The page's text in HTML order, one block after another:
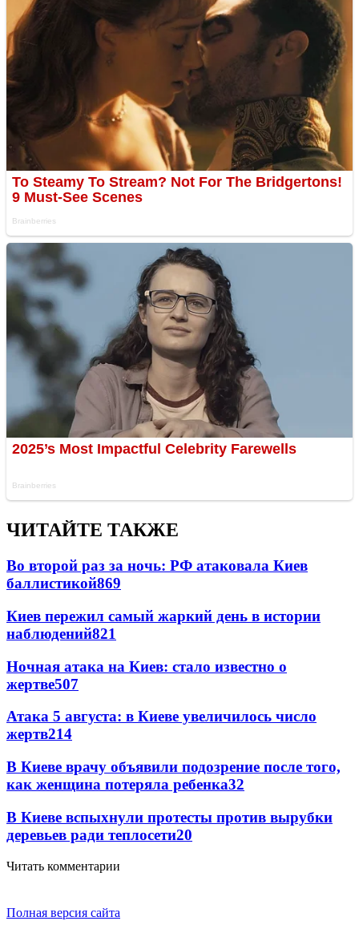
ЧИТАЙТЕ ТАКЖЕ
Во второй раз за ночь: РФ атаковала Киев
баллистикой869
Киев пережил самый жаркий день в истории
наблюдений821
Ночная атака на Киев: стало известно о
жертве507
Атака 5 августа: в Киеве увеличилось число
жертв214
В Киеве врачу объявили подозрение после того,
как женщина потеряла ребенка32
В Киеве вспыхнули протесты против вырубки
деревьев ради теплосети20
Читать комментарии
Полная версия сайта